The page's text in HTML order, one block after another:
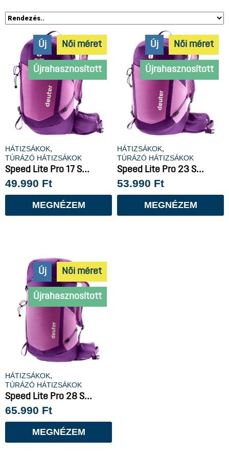
Új Női méret
Újrahasznosított
HÁTIZSÁKOK,
TÚRÁZÓ HÁTIZSÁKOK
Speed Lite Pro 17 S...
49.990 Ft
MEGNÉZEM
Új Női méret
Újrahasznosított
HÁTIZSÁKOK,
TÚRÁZÓ HÁTIZSÁKOK
Speed Lite Pro 23 S...
53.990 Ft
MEGNÉZEM
Új Női méret
Újrahasznosított
HÁTIZSÁKOK,
TÚRÁZÓ HÁTIZSÁKOK
Speed Lite Pro 28 S...
65.990 Ft
MEGNÉZEM